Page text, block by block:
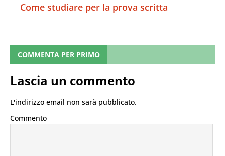
Come studiare per la prova scritta
COMMENTA PER PRIMO
Lascia un commento
L'indirizzo email non sarà pubblicato.
Commento